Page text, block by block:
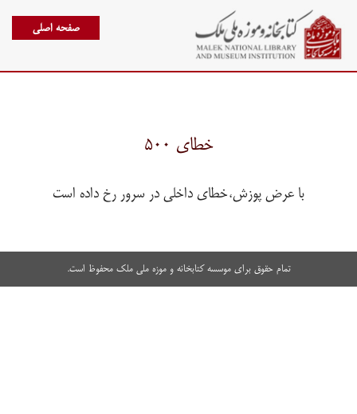
صفحه اصلی
خطای ۵۰۰
با عرض پوزش،خطای داخلی در سرور رخ داده است
تمام حقوق برای موسسه کتابخانه و موزه ملی ملک محفوظ است.